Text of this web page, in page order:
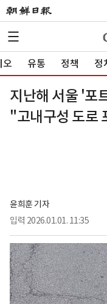
오 유통 정책 정
지난해 서울 '
"고내구성 도로
윤희훈 기자
입력 2026.01.01. 11:35